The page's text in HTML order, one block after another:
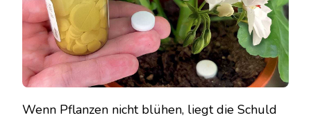
Wenn Pflanzen nicht blühen, liegt die Schuld